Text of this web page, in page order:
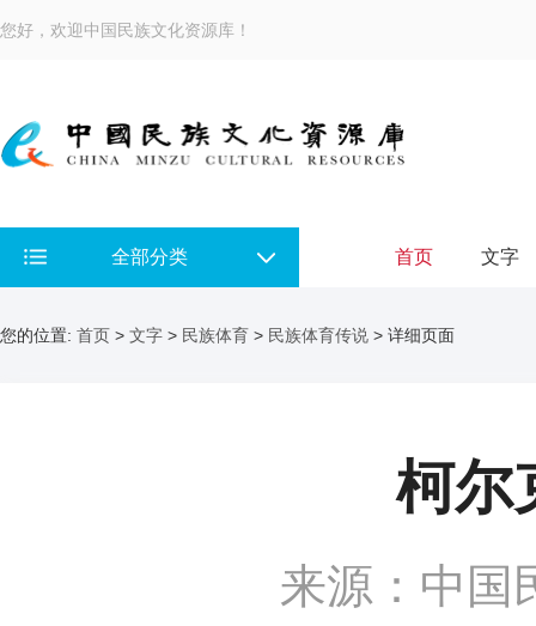
您好，欢迎中国民族文化资源库！
全部分类 首页 文字
您的位置: 首页 > 文字 > 民族体育 > 民族体育传说 > 详细页面
柯尔
来源：中国